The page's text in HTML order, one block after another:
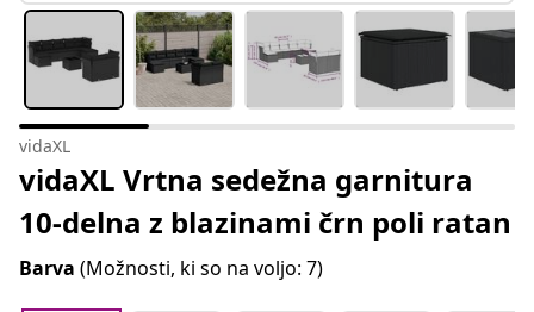
vidaXL
vidaXL Vrtna sedežna garnitura
10-delna z blazinami črn poli ratan
Barva (Možnosti, ki so na voljo: 7)